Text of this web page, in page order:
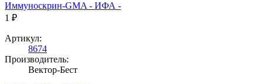
Иммуноскрин-GMA - ИФА -
1 ₽
Артикул:
8674
Производитель:
Вектор-Бест